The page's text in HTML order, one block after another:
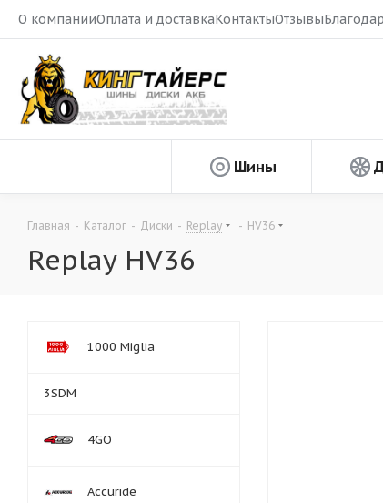
О компанииОплата и доставкаКонтактыОтзывы
Шины
Главная - Каталог - Диски - Replay - HV36
Replay HV36
1000 Miglia
3SDM
4GO
Accuride